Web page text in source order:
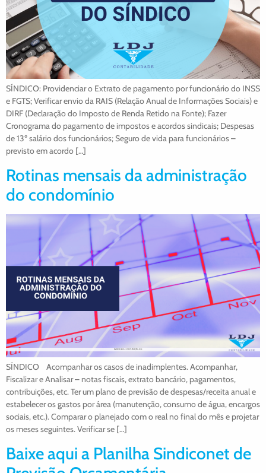
SÍNDICO: Providenciar o Extrato de pagamento por funcionário do INSS
e FGTS; Verificar envio da RAIS (Relação Anual de Informações Sociais) e
DIRF (Declaração do Imposto de Renda Retido na Fonte); Fazer
Cronograma do pagamento de impostos e acordos sindicais; Despesas
de 13º salário dos funcionários; Seguro de vida para funcionários –
previsto em acordo […]
Rotinas mensais da administração
do condomínio
SÍNDICO Acompanhar os casos de inadimplentes. Acompanhar,
Fiscalizar e Analisar – notas fiscais, extrato bancário, pagamentos,
contribuições, etc. Ter um plano de previsão de despesas/receita anual e
estabelecer os gastos por área (manutenção, consumo de água, encargos
sociais, etc.). Comparar o planejado com o real no final do mês e projetar
os meses seguintes. Verificar se […]
Baixe aqui a Planilha Sindiconet de